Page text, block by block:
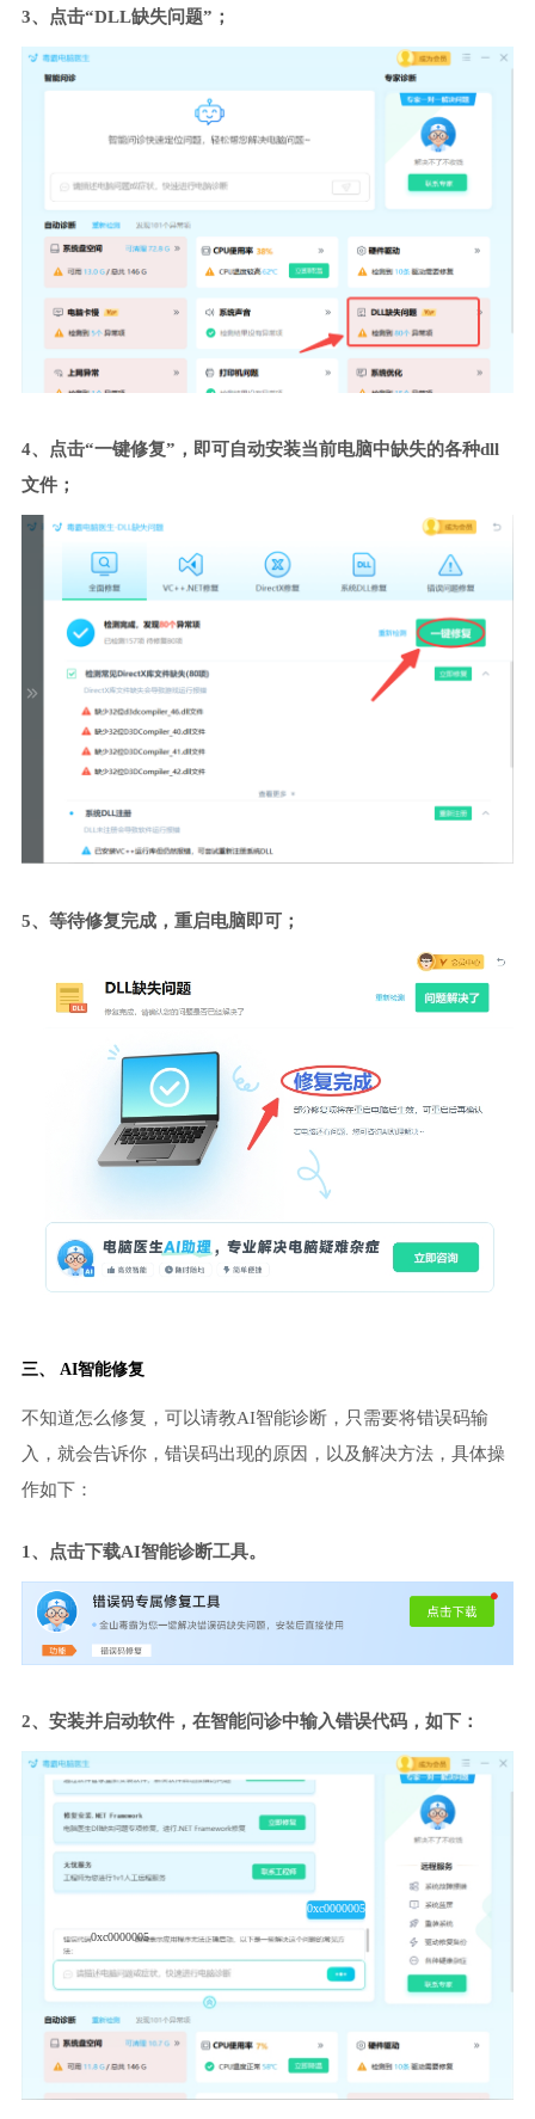
3、点击“DLL缺失问题”；
4、点击“一键修复”，即可自动安装当前电脑中缺失的各种dll
文件；
5、等待修复完成，重启电脑即可；
三、 AI智能修复
不知道怎么修复，可以请教AI智能诊断，只需要将错误码输
入，就会告诉你，错误码出现的原因，以及解决方法，具体操
作如下：
1、点击下载AI智能诊断工具。
2、安装并启动软件，在智能问诊中输入错误代码，如下：
0xc0000005
0xc0000005